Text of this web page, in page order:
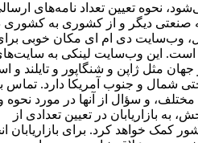
نحوه تعیین تعداد نامه‌های
صنعتی دیگر و از کشوری به کشوری
وب‌سایت دی ام ای مکان خوبی
است. این وب‌سایت لینکی به
مثل ژاپن و شنگاپور و تایلند و
شمال و جنوب آمریکا دارد. تماس
و سؤال از آنها در مورد نحوه
بازاریابان در تعیین تعدادی از
کمک خواهد کرد. برای بازاریابان